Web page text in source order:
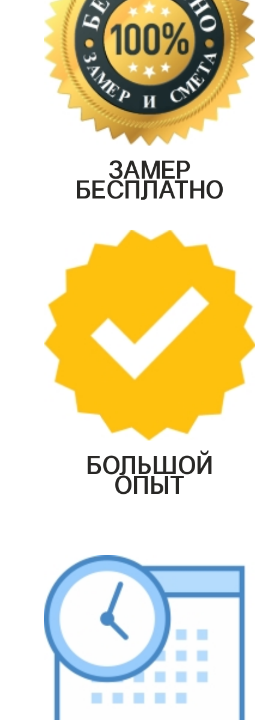
ЗАМЕР
БЕСПЛАТНО
БОЛЬШОЙ
ОПЫТ